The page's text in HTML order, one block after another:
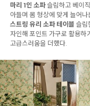
마리 1인 소파슬림하고 베이
아들며 몸 형상에 맞게 늘어
스트링 유리 소파 테이블 슬림
자인해 포인트 가구로 활용하
고급스러움을 더했다.